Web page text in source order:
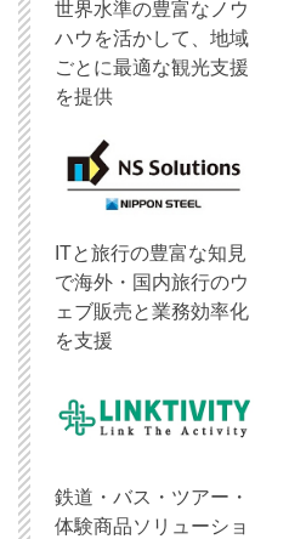
世界水準の豊富なノウ
ハウを活かして、地域
ごとに最適な観光支援
を提供
ITと旅行の豊富な知見
で海外・国内旅行のウ
ェブ販売と業務効率化
を支援
鉄道・バス・ツアー・
体験商品ソリューショ